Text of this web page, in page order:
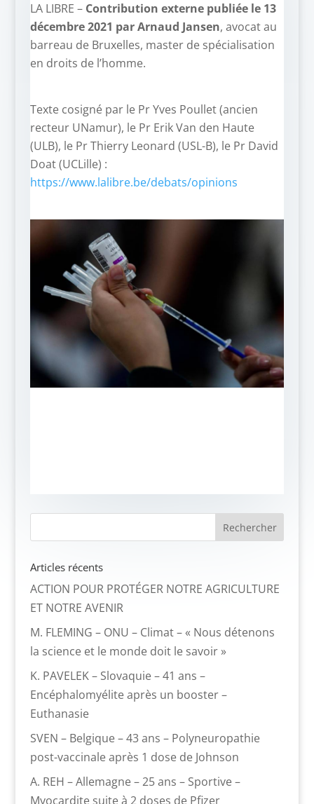
LA LIBRE – Contribution externe publiée le 13
décembre 2021 par Arnaud Jansen, avocat au
barreau de Bruxelles, master de spécialisation
en droits de l’homme.
Texte cosigné par le Pr Yves Poullet (ancien
recteur UNamur), le Pr Erik Van den Haute
(ULB), le Pr Thierry Leonard (USL-B), le Pr David
Doat (UCLille) :
https://www.lalibre.be/debats/opinions
Articles récents
ACTION POUR PROTÉGER NOTRE AGRICULTURE
ET NOTRE AVENIR
M. FLEMING – ONU – Climat – « Nous détenons
la science et le monde doit le savoir »
K. PAVELEK – Slovaquie – 41 ans –
Encéphalomyélite après un booster –
Euthanasie
SVEN – Belgique – 43 ans – Polyneuropathie
post-vaccinale après 1 dose de Johnson
A. REH – Allemagne – 25 ans – Sportive –
Myocardite suite à 2 doses de Pfizer